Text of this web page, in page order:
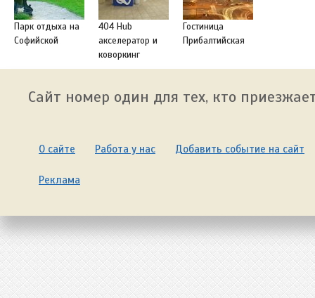
Парк отдыха на
Софийской
404 Hub
акселератор и
коворкинг
Гостиница
Прибалтийская
Сайт номер один для тех, кто
О сайте Работа у нас Добавить событие на сайт
Реклама